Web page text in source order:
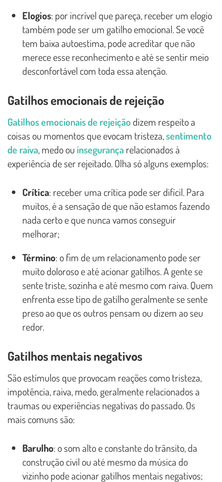
Elogios: por incrível que pareça, receber um elogio
também pode ser um gatilho emocional. Se você
tem baixa autoestima, pode acreditar que não
merece esse reconhecimento e até se sentir meio
desconfortável com toda essa atenção.
Gatilhos emocionais de rejeição
Gatilhos emocionais de rejeição dizem respeito a
coisas ou momentos que evocam tristeza,sentimento
de raiva, medo ou insegurançarelacionados à
experiência de ser rejeitado. Olha só alguns exemplos:
Crítica: receber uma crítica pode ser difícil. Para
muitos, é a sensação de que não estamos fazendo
nada certo e que nunca vamos conseguir
melhorar;
Término: o fim de um relacionamento pode ser
muito doloroso e até acionar gatilhos. A gente se
sente triste, sozinha e até mesmo com raiva. Quem
enfrenta esse tipo de gatilho geralmente se sente
preso ao que os outros pensam ou dizem ao seu
redor.
Gatilhos mentais negativos
São estímulos que provocam reações como tristeza,
impotência, raiva, medo, geralmente relacionados a
traumas ou experiências negativas do passado. Os
mais comuns são:
Barulho: o som alto e constante do trânsito, da
construção civil ou até mesmo da música do
vizinho pode acionar gatilhos mentais negativos;